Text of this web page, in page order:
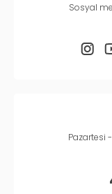
Sosyal
Pazartesi